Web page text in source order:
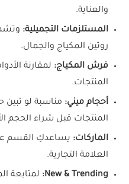
والعناية.
المستلزمات التجميلية:
روتين المكياج والجمال.
فرش المكياج: لمقارنة
المنتجات.
أحجام ميني: مناسبة لو
المنتجات قبل شراء الحجم
الماركات: يساعدكِ القسم
العلامة التجارية.
New & Trending:
لمتابعة